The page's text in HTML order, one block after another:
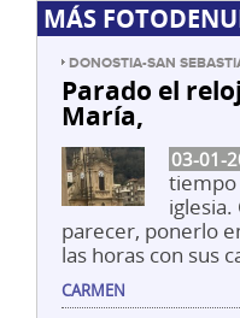
MÁS
DONOSTIA-SAN
Parado el
María,
03-01-
tiempo
parecer, ponerlo
las horas con sus
CARMEN